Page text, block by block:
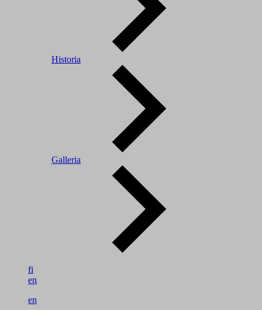
Historia
Galleria
fi
en
en